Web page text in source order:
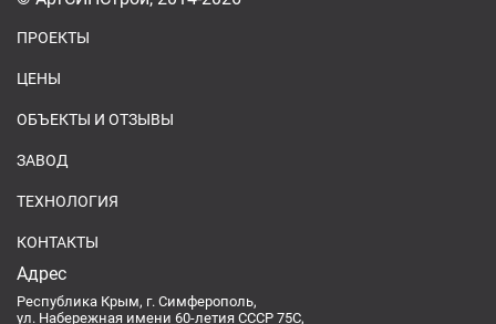
ПРОЕКТЫ
ЦЕНЫ
ОБЪЕКТЫ И ОТЗЫВЫ
ЗАВОД
ТЕХНОЛОГИЯ
КОНТАКТЫ
Адрес
Республика Крым, г. Симферополь,
ул. Набережная имени 60-летия СССР 75С,